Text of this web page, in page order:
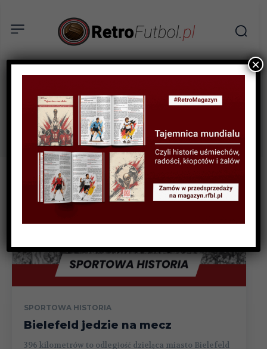
Tag: Arminia Bielefeld
SPORTOWA HISTORIA
Bielefeld jedzie na mecz
396 kilometrów to odległość dzieląca miasto Bielefeld
×